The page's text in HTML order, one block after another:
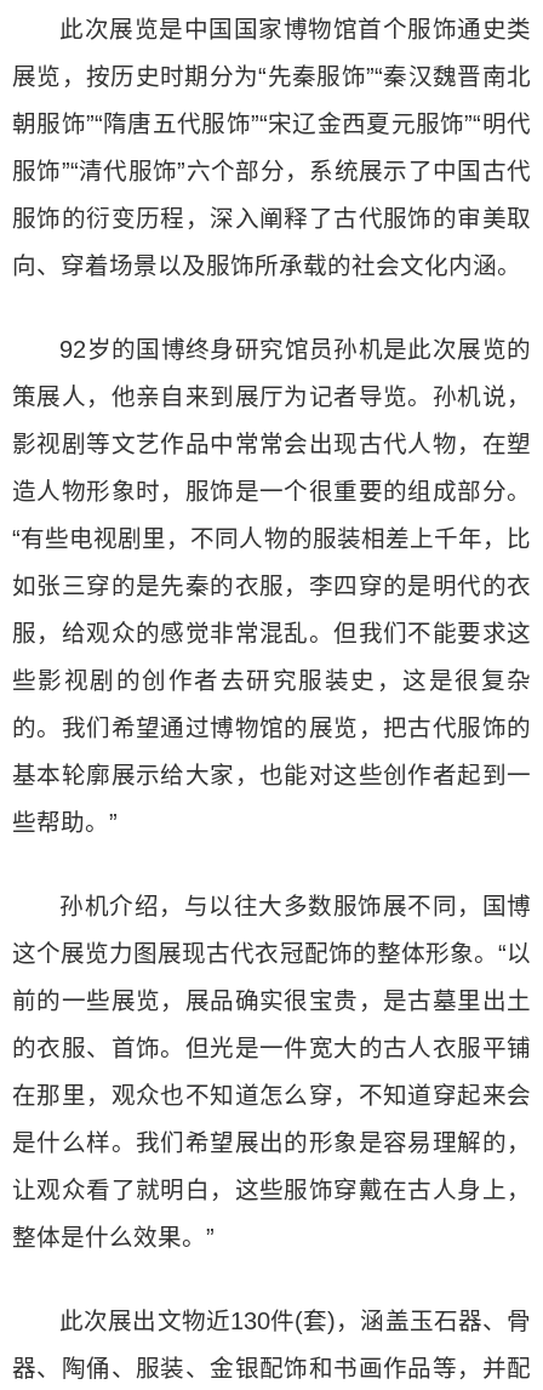
此次展览是中国国家博物馆首个服饰通史类
展览，按历史时期分为“先秦服饰”“秦汉魏晋南北
朝服饰”“隋唐五代服饰”“宋辽金西夏元服饰”“明代
服饰”“清代服饰”六个部分，系统展示了中国古代
服饰的衍变历程，深入阐释了古代服饰的审美取
向、穿着场景以及服饰所承载的社会文化内涵。
92岁的国博终身研究馆员孙机是此次展览的
策展人，他亲自来到展厅为记者导览。孙机说，
影视剧等文艺作品中常常会出现古代人物，在塑
造人物形象时，服饰是一个很重要的组成部分。
“有些电视剧里，不同人物的服装相差上千年，比
如张三穿的是先秦的衣服，李四穿的是明代的衣
服，给观众的感觉非常混乱。但我们不能要求这
些影视剧的创作者去研究服装史，这是很复杂
的。我们希望通过博物馆的展览，把古代服饰的
基本轮廓展示给大家，也能对这些创作者起到一
些帮助。”
孙机介绍，与以往大多数服饰展不同，国博
这个展览力图展现古代衣冠配饰的整体形象。“以
前的一些展览，展品确实很宝贵，是古墓里出土
的衣服、首饰。但光是一件宽大的古人衣服平铺
在那里，观众也不知道怎么穿，不知道穿起来会
是什么样。我们希望展出的形象是容易理解的，
让观众看了就明白，这些服饰穿戴在古人身上，
整体是什么效果。”
此次展出文物近130件(套)，涵盖玉石器、骨
器、陶俑、服装、金银配饰和书画作品等，并配